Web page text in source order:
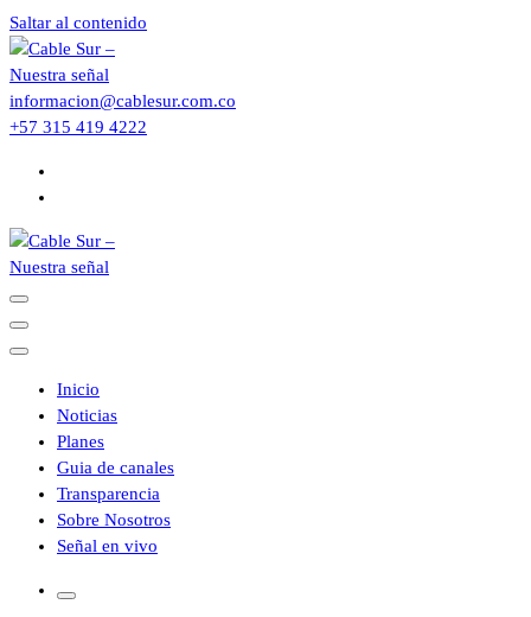
Saltar al contenido
informacion@cablesur.com.co
+57 315 419 4222
Inicio
Noticias
Planes
Guia de canales
Transparencia
Sobre Nosotros
Señal en vivo